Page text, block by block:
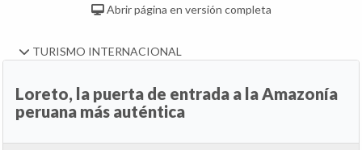
Abrir página en versión completa
TURISMO INTERNACIONAL
Loreto, la puerta de entrada a la Amazonía
peruana más auténtica